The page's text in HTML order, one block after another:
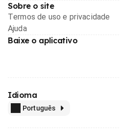
Sobre o site
Termos de uso e privacidade
Ajuda
Baixe o aplicativo
Idioma
Português